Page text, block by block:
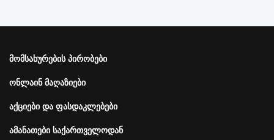
Подвал
справа
მომსახურების პირობები
ონლაინ მაღაზიები
აქციები და ფასდაკლებები
ამანათები საქართველოდან